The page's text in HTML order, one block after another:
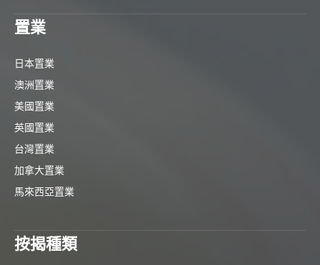
置業
日本置業
澳洲置業
美國置業
英國置業
台灣置業
加拿大置業
馬來西亞置業
按揭種類